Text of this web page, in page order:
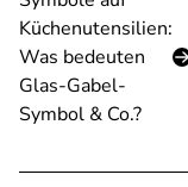
Küchenutensilien:
Was bedeuten
Glas-Gabel-
Symbol & Co.?